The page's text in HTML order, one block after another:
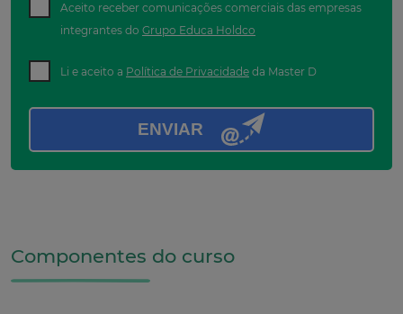
Aceito receber comunicações comerciais das empresas
integrantes do Grupo Educa Holdco
Li e aceito a Política de Privacidade da Master D
ENVIAR
Componentes do curso